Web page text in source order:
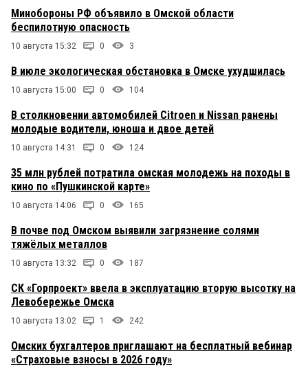
Минобороны РФ объявило в Омской области
беспилотную опасность
10 августа 15:32 0 3
В июле экологическая обстановка в Омске ухудшилась
10 августа 15:00 0 104
В столкновении автомобилей Citroen и Nissan ранены
молодые водители, юноша и двое детей
10 августа 14:31 0 124
35 млн рублей потратила омская молодежь на походы в
кино по «Пушкинской карте»
10 августа 14:06 0 165
В почве под Омском выявили загрязнение солями
тяжёлых металлов
10 августа 13:32 0 187
СК «Горпроект» ввела в эксплуатацию вторую высотку на
Левобережье Омска
10 августа 13:02 1 242
Омских бухгалтеров приглашают на бесплатный вебинар
«Страховые взносы в 2026 году»